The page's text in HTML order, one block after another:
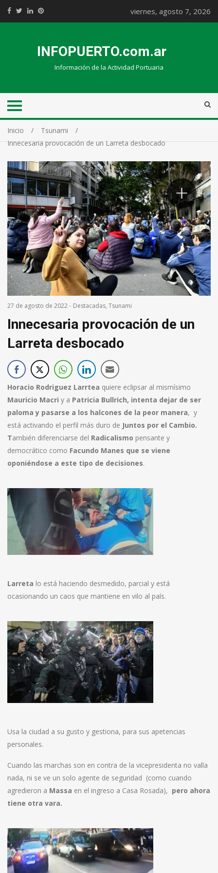
viernes, agosto 7, 2026
INFOPUERTO.com.ar
Información de la Actividad Portuaria
Inicio
Tsunami
Innecesaria provocación de un Larreta desbocado
27 de agosto de 2022- Destacadas, Tsunami
Innecesaria provocación de un
Larreta desbocado
Horacio Rodriguez Larrtea quiere eclipsar al mismísimo
Mauricio Macri y a Patricia Bullrich, intenta dejar de ser
paloma y pasarse a los halcones de la peor manera, y
está activando el perfil más duro de Juntos por el Cambio.
También diferenciarse del Radicalismo pensante y
democrático como Facundo Manes que se viene
oponiéndose a este tipo de decisiones.
Larreta lo está haciendo desmedido, parcial y está
ocasionando un caos que mantiene en vilo al país.
Usa la ciudad a su gusto y gestiona, para sus apetencias
personales.
Cuando las marchas son en contra de la vicepresidenta no valla
nada, ni se ve un solo agente de seguridad (como cuando
agredieron a Massa en el ingreso a Casa Rosada), pero ahora
tiene otra vara.